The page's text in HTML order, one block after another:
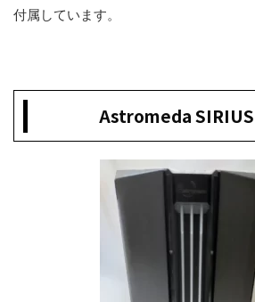
付属しています。
Astromeda SIRIUS